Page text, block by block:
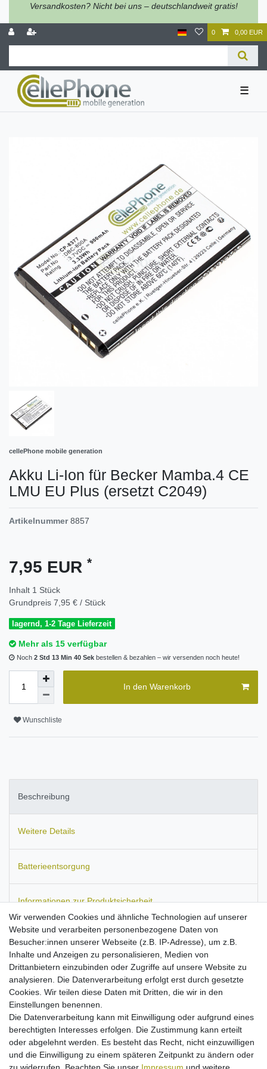
Versandkosten? Nicht bei uns – deutschlandweit gratis!
0 0,00 EUR
☰
cellePhone mobile generation
Akku Li-Ion für Becker Mamba.4 CE
LMU EU Plus (ersetzt C2049)
Artikelnummer 8857
7,95 EUR *
Inhalt 1 Stück
Grundpreis 7,95 € / Stück
lagernd, 1-2 Tage Lieferzeit
Mehr als 15 verfügbar
Noch 2 Std 13 Min 40 Sek bestellen & bezahlen – wir versenden noch heute!
In den Warenkorb
Wunschliste
Beschreibung
Weitere Details
Batterieentsorgung
Informationen zur Produktsicherheit
Passend für:Becker Mamba.4 CE LMU EU Plus.Ersetzt den
Akku-Typ:C2049, P/N:69021-21N.Maße:ca. 53 x 34 x 5 mm.
Kapazität: 900 mAh.
Hohe Stand-by- und Sprechzeiten
mit maximal möglichen Kapazität bei diesem Akku-Typ!
Hochwertige Zellen mit langer Lebensdauer
passgenau verarbeitet
ersetzt den Originalakku von o.g. Modellen
Kein Memoryeffekt
Wir verwenden Cookies und ähnliche Technologien auf unserer
Website und verarbeiten personenbezogene Daten von
Besucher:innen unserer Webseite (z.B. IP-Adresse), um z.B.
Inhalte und Anzeigen zu personalisieren, Medien von
Drittanbietern einzubinden oder Zugriffe auf unsere Website zu
analysieren. Die Datenverarbeitung erfolgt erst durch gesetzte
Cookies. Wir teilen diese Daten mit Dritten, die wir in den
Einstellungen benennen.
Die Datenverarbeitung kann mit Einwilligung oder aufgrund eines
berechtigten Interesses erfolgen. Die Zustimmung kann erteilt
oder abgelehnt werden. Es besteht das Recht, nicht einzuwilligen
und die Einwilligung zu einem späteren Zeitpunkt zu ändern oder